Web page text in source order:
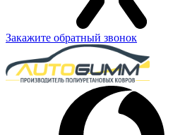
Закажите обратный звонок